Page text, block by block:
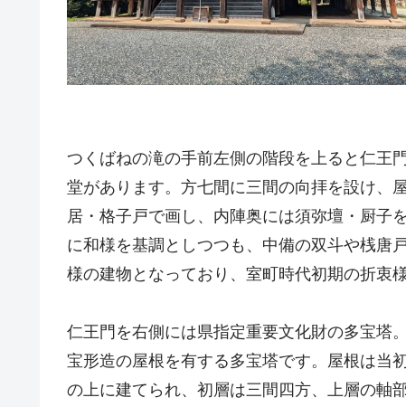
つくばねの滝の手前左側の階段を上ると仁王
堂があります。方七間に三間の向拝を設け、
居・格子戸で画し、内陣奥には須弥壇・厨子
に和様を基調としつつも、中備の双斗や桟唐
様の建物となっており、室町時代初期の折衷
仁王門を右側には県指定重要文化財の多宝塔
宝形造の屋根を有する多宝塔です。屋根は当
の上に建てられ、初層は三間四方、上層の軸